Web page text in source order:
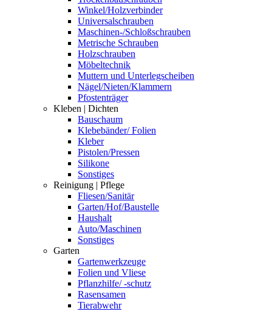
Winkel/Holzverbinder
Universalschrauben
Maschinen-/Schloßschrauben
Metrische Schrauben
Holzschrauben
Möbeltechnik
Muttern und Unterlegscheiben
Nägel/Nieten/Klammern
Pfostenträger
Kleben | Dichten
Bauschaum
Klebebänder/ Folien
Kleber
Pistolen/Pressen
Silikone
Sonstiges
Reinigung | Pflege
Fliesen/Sanitär
Garten/Hof/Baustelle
Haushalt
Auto/Maschinen
Sonstiges
Garten
Gartenwerkzeuge
Folien und Vliese
Pflanzhilfe/ -schutz
Rasensamen
Tierabwehr